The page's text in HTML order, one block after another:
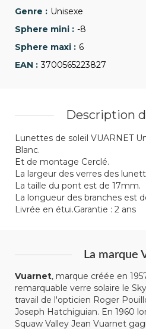
Unisexe
-8
6
3700565223827
Description
Lunettes de soleil VUARNET
Blanc.
Et de montage Cerclé.
La largeur des verres des
La taille du pont est de 17mm.
La longueur des branches est
Livrée en étui.Garantie : 2 ans
La marque
Vuarnet, marque créée en
remarquable verre solaire le
travail de l'opticien Roger
Joseph Hatchiguian. En 1960
Squaw Valley Jean Vuarnet